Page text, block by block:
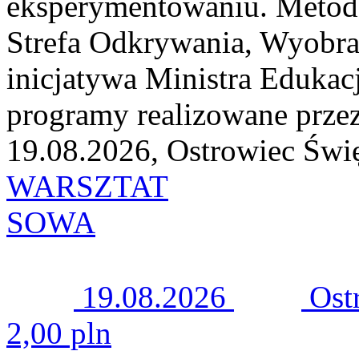
Strefa Odkrywania,
inicjatywa Ministra
programy realizowane
19.08.2026, Ostrowiec
WARSZTAT
SOWA
19.08.2026
2,00 pln